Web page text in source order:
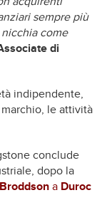
sempre più
come
di
indipendente,
le attività
conclude
dopo la
Broddson a Duroc